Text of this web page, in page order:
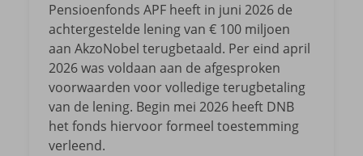
Pensioenfonds APF heeft in juni 2026 de
achtergestelde lening van € 100 miljoen
aan AkzoNobel terugbetaald. Per eind april
2026 was voldaan aan de afgesproken
voorwaarden voor volledige terugbetaling
van de lening. Begin mei 2026 heeft DNB
het fonds hiervoor formeel toestemming
verleend.